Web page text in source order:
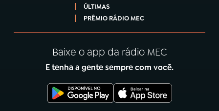
ÚLTIMAS
PRÊMIO RÁDIO MEC
Baixe o app da rádio MEC
E tenha a gente sempre com você.